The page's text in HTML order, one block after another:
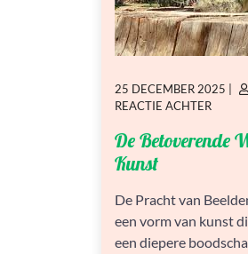
GEPLAATST
OP
25 DECEMBER 2025
REACTIE ACHTEROP
KUNST
De Betoverende
Kunst
De Pracht van
een vorm van kunst
een diepere